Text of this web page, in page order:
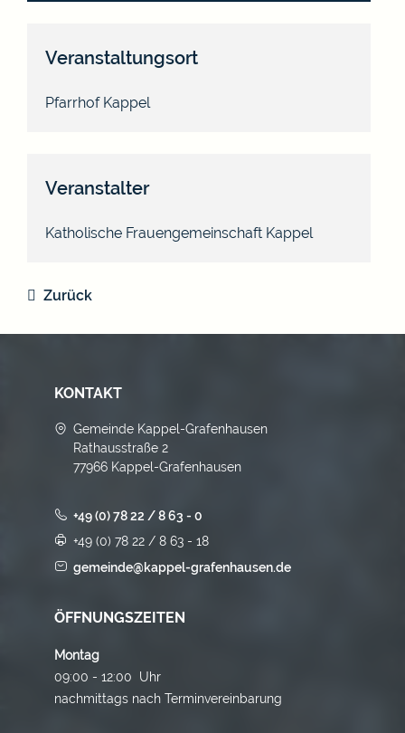
Veranstaltungsort
Pfarrhof Kappel
Veranstalter
Katholische Frauengemeinschaft Kappel
Zurück
KONTAKT
Gemeinde Kappel-Grafenhausen
Rathausstraße 2
77966 Kappel-Grafenhausen
+49 (0) 78 22 / 8 63 - 0
+49 (0) 78 22 / 8 63 - 18
gemeinde@kappel-grafenhausen.de
ÖFFNUNGSZEITEN
Montag
09:00 - 12:00 Uhr
nachmittags nach Terminvereinbarung